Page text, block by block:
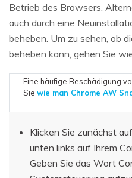
Betrieb des Browsers.
auch durch eine
beheben. Um zu sehen, ob
beheben kann, gehen Sie
Eine häufige Beschädigung
Siewie man Chrome AW
Klicken Sie zunächst
unten links auf Ihrem
Geben Sie das Wort